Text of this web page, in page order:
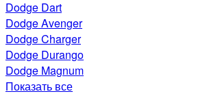
Dodge Dart
Dodge Avenger
Dodge Charger
Dodge Durango
Dodge Magnum
Показать все